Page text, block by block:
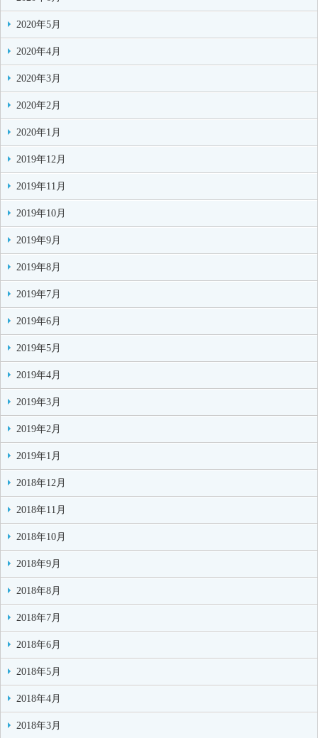
2020年5月
2020年4月
2020年3月
2020年2月
2020年1月
2019年12月
2019年11月
2019年10月
2019年9月
2019年8月
2019年7月
2019年6月
2019年5月
2019年4月
2019年3月
2019年2月
2019年1月
2018年12月
2018年11月
2018年10月
2018年9月
2018年8月
2018年7月
2018年6月
2018年5月
2018年4月
2018年3月